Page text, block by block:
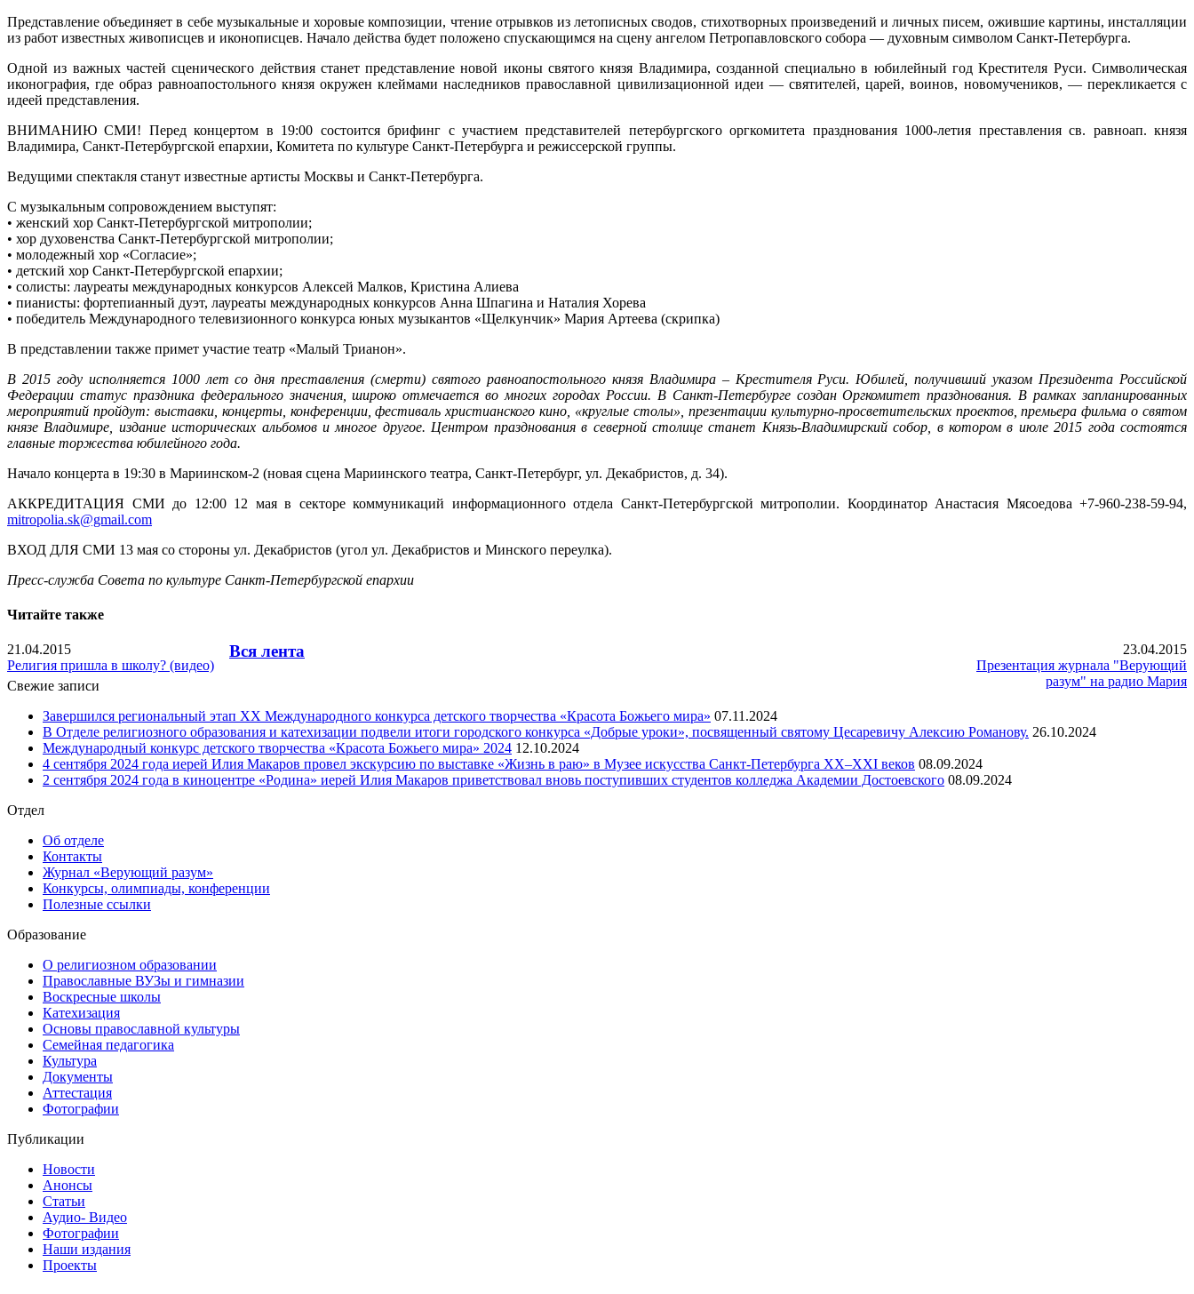
Представление объединяет в себе музыкальные и хоровые композиции, чтение отрывков из летописных сводов, стихотворных произведений и личных писем, ожившие картины, инсталляции
из работ известных живописцев и иконописцев. Начало действа будет положено спускающимся на сцену ангелом Петропавловского собора — духовным символом Санкт-Петербурга.
Одной из важных частей сценического действия станет представление новой иконы святого князя Владимира, созданной специально в юбилейный год Крестителя Руси. Символическая
иконография, где образ равноапостольного князя окружен клеймами наследников православной цивилизационной идеи — святителей, царей, воинов, новомучеников, — перекликается с
идеей представления.
ВНИМАНИЮ СМИ! Перед концертом в 19:00 состоится брифинг с участием представителей петербургского оргкомитета празднования 1000-летия преставления св. равноап. князя
Владимира, Санкт-Петербургской епархии, Комитета по культуре Санкт-Петербурга и режиссерской группы.
Ведущими спектакля станут известные артисты Москвы и Санкт-Петербурга.
С музыкальным сопровождением выступят:
• женский хор Санкт-Петербургской митрополии;
• хор духовенства Санкт-Петербургской митрополии;
• молодежный хор «Согласие»;
• детский хор Санкт-Петербургской епархии;
• солисты: лауреаты международных конкурсов Алексей Малков, Кристина Алиева
• пианисты: фортепианный дуэт, лауреаты международных конкурсов Анна Шпагина и Наталия Хорева
• победитель Международного телевизионного конкурса юных музыкантов «Щелкунчик» Мария Артеева (скрипка)
В представлении также примет участие театр «Малый Трианон».
В 2015 году исполняется 1000 лет со дня преставления (смерти) святого равноапостольного князя Владимира – Крестителя Руси. Юбилей, получивший указом Президента Российской
Федерации статус праздника федерального значения, широко отмечается во многих городах России. В Санкт-Петербурге создан Оргкомитет празднования. В рамках запланированных
мероприятий пройдут: выставки, концерты, конференции, фестиваль христианского кино, «круглые столы», презентации культурно-просветительских проектов, премьера фильма о святом
князе Владимире, издание исторических альбомов и многое другое. Центром празднования в северной столице станет Князь-Владимирский собор, в котором в июле 2015 года состоятся
главные торжества юбилейного года.
Начало концерта в 19:30 в Мариинском-2 (новая сцена Мариинского театра, Санкт-Петербург, ул. Декабристов, д. 34).
АККРЕДИТАЦИЯ СМИ до 12:00 12 мая в секторе коммуникаций информационного отдела Санкт-Петербургской митрополии. Координатор Анастасия Мясоедова +7-960-238-59-94,
mitropolia.sk@gmail.com
ВХОД ДЛЯ СМИ 13 мая со стороны ул. Декабристов (угол ул. Декабристов и Минского переулка).
Пресс-служба Совета по культуре Санкт-Петербургской епархии
Читайте также
21.04.2015
Религия пришла в школу? (видео)
23.04.2015
Презентация журнала "Верующий
разум" на радио Мария
Вся лента
Свежие записи
Завершился региональный этап XX Международного конкурса детского творчества «Красота Божьего мира» 07.11.2024
В Отделе религиозного образования и катехизации подвели итоги городского конкурса «Добрые уроки», посвященный святому Цесаревичу Алексию Романову. 26.10.2024
Международный конкурс детского творчества «Красота Божьего мира» 2024 12.10.2024
4 сентября 2024 года иерей Илия Макаров провел экскурсию по выставке «Жизнь в раю» в Музее искусства Санкт-Петербурга XX–XXI веков 08.09.2024
2 сентября 2024 года в киноцентре «Родина» иерей Илия Макаров приветствовал вновь поступивших студентов колледжа Академии Достоевского 08.09.2024
Отдел
Об отделе
Контакты
Журнал «Верующий разум»
Конкурсы, олимпиады, конференции
Полезные ссылки
Образование
О религиозном образовании
Православные ВУЗы и гимназии
Воскресные школы
Катехизация
Основы православной культуры
Семейная педагогика
Культура
Документы
Аттестация
Фотографии
Публикации
Новости
Анонсы
Статьи
Аудио- Видео
Фотографии
Наши издания
Проекты